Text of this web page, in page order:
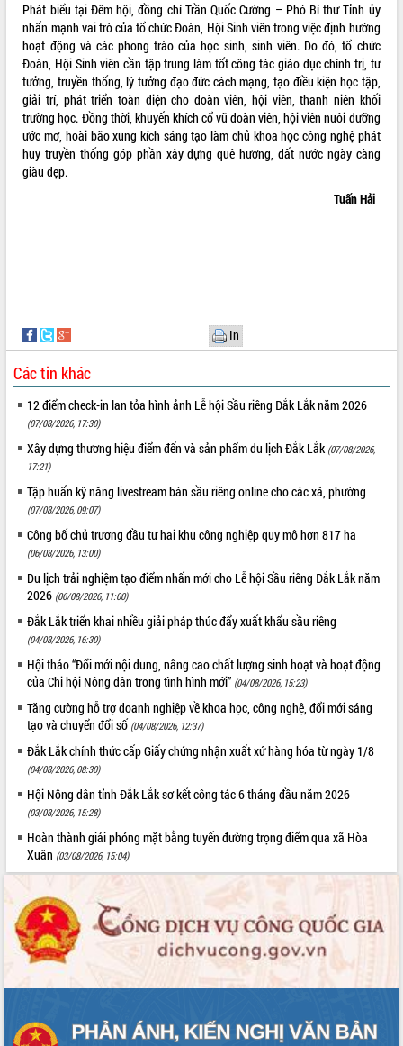
Phát biểu tại Đêm hội, đồng chí Trần Quốc Cường – Phó Bí thư Tỉnh ủy
nhấn mạnh vai trò của tổ chức Đoàn, Hội Sinh viên trong việc định hướng
hoạt động và các phong trào của học sinh, sinh viên. Do đó, tổ chức
Đoàn, Hội Sinh viên cần tập trung làm tốt công tác giáo dục chính trị, tư
tưởng, truyền thống, lý tưởng đạo đức cách mạng, tạo điều kiện học tập,
giải trí, phát triển toàn diện cho đoàn viên, hội viên, thanh niên khối
trường học. Đồng thời, khuyến khích cổ vũ đoàn viên, hội viên nuôi dưỡng
ước mơ, hoài bão xung kích sáng tạo làm chủ khoa học công nghệ phát
huy truyền thống góp phần xây dựng quê hương, đất nước ngày càng
giàu đẹp.
Tuấn Hải
In
Các tin khác
12 điểm check-in lan tỏa hình ảnh Lễ hội Sầu riêng Đắk Lắk năm 2026
(07/08/2026, 17:30)
Xây dựng thương hiệu điểm đến và sản phẩm du lịch Đắk Lắk (07/08/2026,
17:21)
Tập huấn kỹ năng livestream bán sầu riêng online cho các xã, phường
(07/08/2026, 09:07)
Công bố chủ trương đầu tư hai khu công nghiệp quy mô hơn 817 ha
(06/08/2026, 13:00)
Du lịch trải nghiệm tạo điểm nhấn mới cho Lễ hội Sầu riêng Đắk Lắk năm
2026 (06/08/2026, 11:00)
Đắk Lắk triển khai nhiều giải pháp thúc đẩy xuất khẩu sầu riêng
(04/08/2026, 16:30)
Hội thảo “Đổi mới nội dung, nâng cao chất lượng sinh hoạt và hoạt động
của Chi hội Nông dân trong tình hình mới” (04/08/2026, 15:23)
Tăng cường hỗ trợ doanh nghiệp về khoa học, công nghệ, đổi mới sáng
tạo và chuyển đổi số (04/08/2026, 12:37)
Đắk Lắk chính thức cấp Giấy chứng nhận xuất xứ hàng hóa từ ngày 1/8
(04/08/2026, 08:30)
Hội Nông dân tỉnh Đắk Lắk sơ kết công tác 6 tháng đầu năm 2026
(03/08/2026, 15:28)
Hoàn thành giải phóng mặt bằng tuyến đường trọng điểm qua xã Hòa
Xuân (03/08/2026, 15:04)